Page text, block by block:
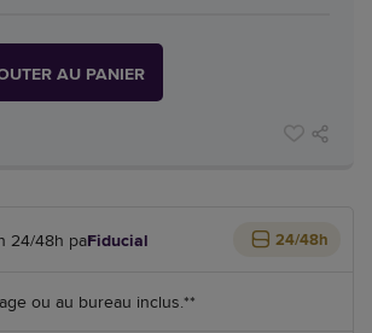
AU PANIER
24/48h parFiducial 24/48h
ou au bureau inclus.**